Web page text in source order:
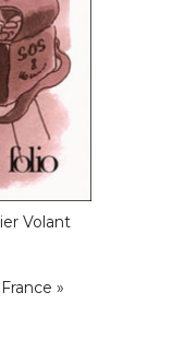
Volant
»